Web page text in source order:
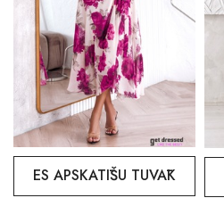
ES APSKATĪŠU TUVĀK